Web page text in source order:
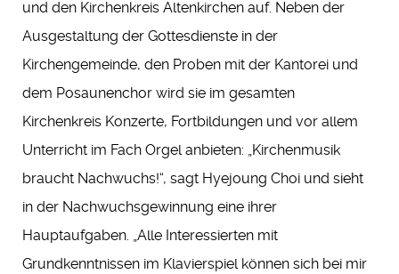
und den Kirchenkreis Altenkirchen auf. Neben der
Ausgestaltung der Gottesdienste in der
Kirchengemeinde, den Proben mit der Kantorei und
dem Posaunenchor wird sie im gesamten
Kirchenkreis Konzerte, Fortbildungen und vor allem
Unterricht im Fach Orgel anbieten: „Kirchenmusik
braucht Nachwuchs!“, sagt Hyejoung Choi und sieht
in der Nachwuchsgewinnung eine ihrer
Hauptaufgaben. „Alle Interessierten mit
Grundkenntnissen im Klavierspiel können sich bei mir